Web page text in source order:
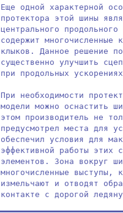
Еще одной характерной
протектора этой шины
центрального
содержит многочисленные
клыков. Данное решение
существенно улучшить
при продольных
При необходимости
модели можно оснастить
этом производитель не
предусмотрел места для
обеспечил условия для
эффективной работы этих
элементов. Зона вокруг
многочисленные выступы,
измельчают и отводят
контакте с дорогой